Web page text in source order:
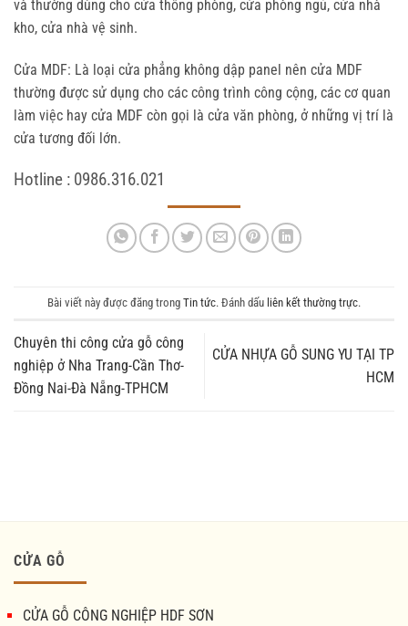
và thường dùng cho cửa thông phòng, cửa phòng ngủ, cửa nhà
kho, cửa nhà vệ sinh.
Cửa MDF: Là loại cửa phẳng không dập panel nên cửa MDF
thường được sử dụng cho các công trình công cộng, các cơ quan
làm việc hay cửa MDF còn gọi là cửa văn phòng, ở những vị trí là
cửa tương đối lớn.
Hotline : 0986.316.021
Bài viết này được đăng trong Tin tức. Đánh dấu liên kết thường trực.
Chuyên thi công cửa gỗ công
nghiệp ở Nha Trang-Cần Thơ-
Đồng Nai-Đà Nẵng-TPHCM
CỬA NHỰA GỖ SUNG YU TẠI TP
HCM
CỬA GỖ
CỬA GỖ CÔNG NGHIỆP HDF SƠN